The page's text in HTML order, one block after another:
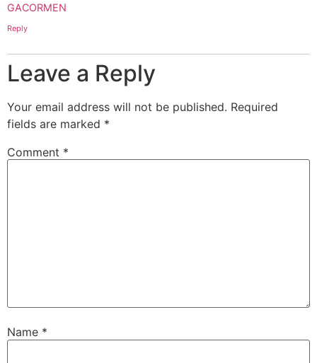
GACORMEN
Reply
Leave a Reply
Your email address will not be published. Required
fields are marked *
Comment *
Name *